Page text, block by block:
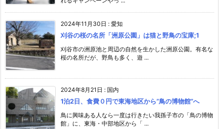
2024年11月30日 : 愛知
刈谷の桜の名所「洲原公園」は猫と野鳥の宝庫;1
刈谷市の洲原池と周辺の自然を生かした洲原公園。有名な
桜の名所だが、野鳥も多く、遊 ...
2024年8月21日 : 国内
1泊2日、食費０円で東海地区から”鳥の博物館”へ
鳥に興味ある人なら一度は行きたい我孫子市の「鳥の博物
館」に、東海・中部地区から「 ...